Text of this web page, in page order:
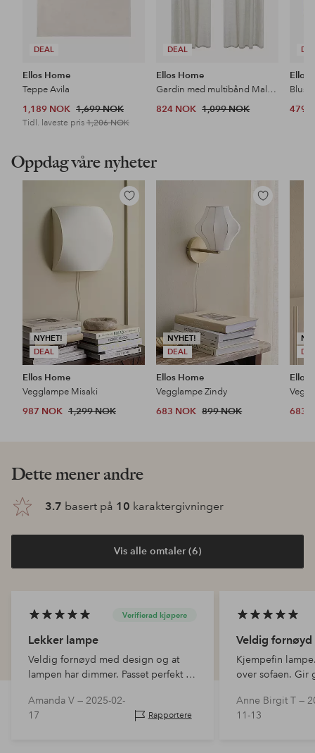
DEAL
Ellos Home
Teppe Avila
1,189 NOK 1,699 NOK
Tidl. laveste pris 1,206 NOK
DEAL
Ellos Home
Gardin med multibånd Malva 2-pk i 100% lin
824 NOK 1,099 NOK
Ellos
479
Oppdag våre nyheter
NYHET!
DEAL
Legg
Ellos Home
Vegglampe Misaki
987 NOK 1,299 NOK
NYHET!
DEAL
Legg
Ellos Home
Vegglampe Zindy
683 NOK 899 NOK
Ellos
683
Dette mener andre
3.7 basert på 10 karaktergivninger
Vis alle omtaler (6)
Verifierad kjøpere
Lekker lampe
Veldig fornøyd med design og at
lampen har dimmer. Passet perfekt i
Amanda V — 2025-02-
17
Rapportere
Veldig fornøyd
Kjempefin
over sofaen. Gir
Anne Birgit T —
11-13